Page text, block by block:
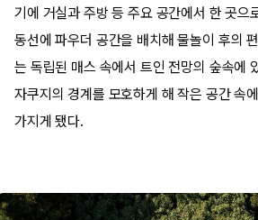
기에 거실과 주방 등 주요 공간에서 한 곳으
동선에 파우더 공간을 배치해 물놀이 후의
는 독립된 매스 속에서 트인 전망의 숲속에
자쿠지의 경계를 모호하게 해 작은 공간 속
가지게 됐다.​